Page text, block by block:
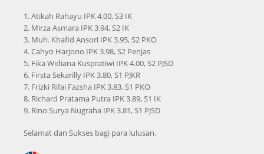
1. Atikah Rahayu IPK 4.00, S3 IK
2. Mirza Asmara IPK 3.94, S2 IK
3. Muh. Khafid Ansori IPK 3.95, S2 PKO
4. Cahyo Harjono IPK 3.98, S2 Penjas
5. Fika Widiana Kuspratiwi IPK 4.00, S2 PJSD
6. Firsta Sekarilly IPK 3.80, S1 PJKR
7. Frizki Rifai Fazsha IPK 3.83, S1 PKO
8. Richard Pratama Putra IPK 3.89, S1 IK
9. Rino Surya Nugraha IPK 3.81, S1 PJSD
Selamat dan Sukses bagi para lulusan.